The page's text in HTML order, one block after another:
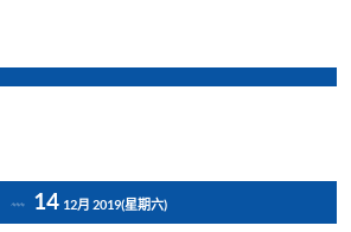
14 12月 2019(星期六)